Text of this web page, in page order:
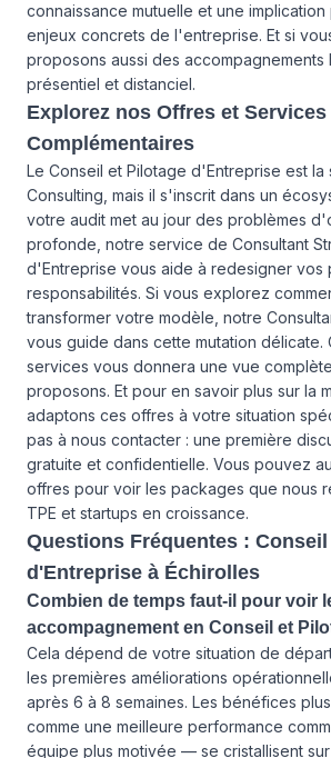
connaissance mutuelle et une
enjeux concrets de l'entreprise. Et si
proposons aussi des accompagnements
présentiel et distanciel.
Explorez nos Offres et Services
Complémentaires
Le Conseil et Pilotage d'Entreprise est la
Consulting, mais il s'inscrit dans un
votre audit met au jour des problèmes
profonde, notre service de Consultant
d'Entreprise vous aide à redesigner vos
responsabilités. Si vous explorez
transformer votre modèle, notre
vous guide dans cette mutation délicate.
services vous donnera une vue
proposons. Et pour en savoir plus sur la
adaptons ces offres à votre situation
pas à nous contacter : une première
gratuite et confidentielle. Vous pouvez
offres pour voir les packages que nous
TPE et startups en croissance.
Questions Fréquentes :
d'Entreprise à Échirolles
Combien de temps faut-il pour voir
accompagnement en Conseil et
Cela dépend de votre situation de
les premières améliorations
après 6 à 8 semaines. Les bénéfices
comme une meilleure performance
équipe plus motivée — se cristallisent